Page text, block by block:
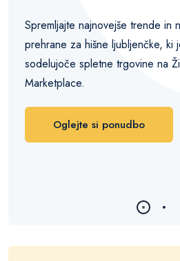
Spremljajte najnovejše trende in
prehrane za hišne ljubljenčke, ki
sodelujoče spletne trgovine na
Marketplace.
Oglejte si ponudbo